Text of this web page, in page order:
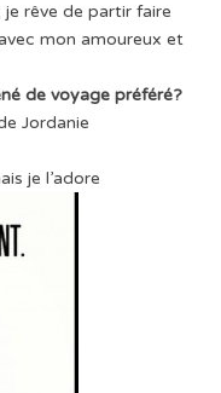
je rêve de partir faire
mon amoureux et
de voyage préféré?
Jordanie
je l’adore